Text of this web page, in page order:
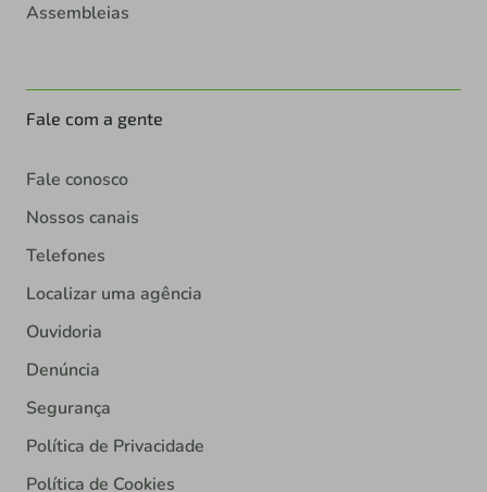
Assembleias
Fale com a gente
Fale conosco
Nossos canais
Telefones
Localizar uma agência
Ouvidoria
Denúncia
Segurança
Política de Privacidade
Política de Cookies